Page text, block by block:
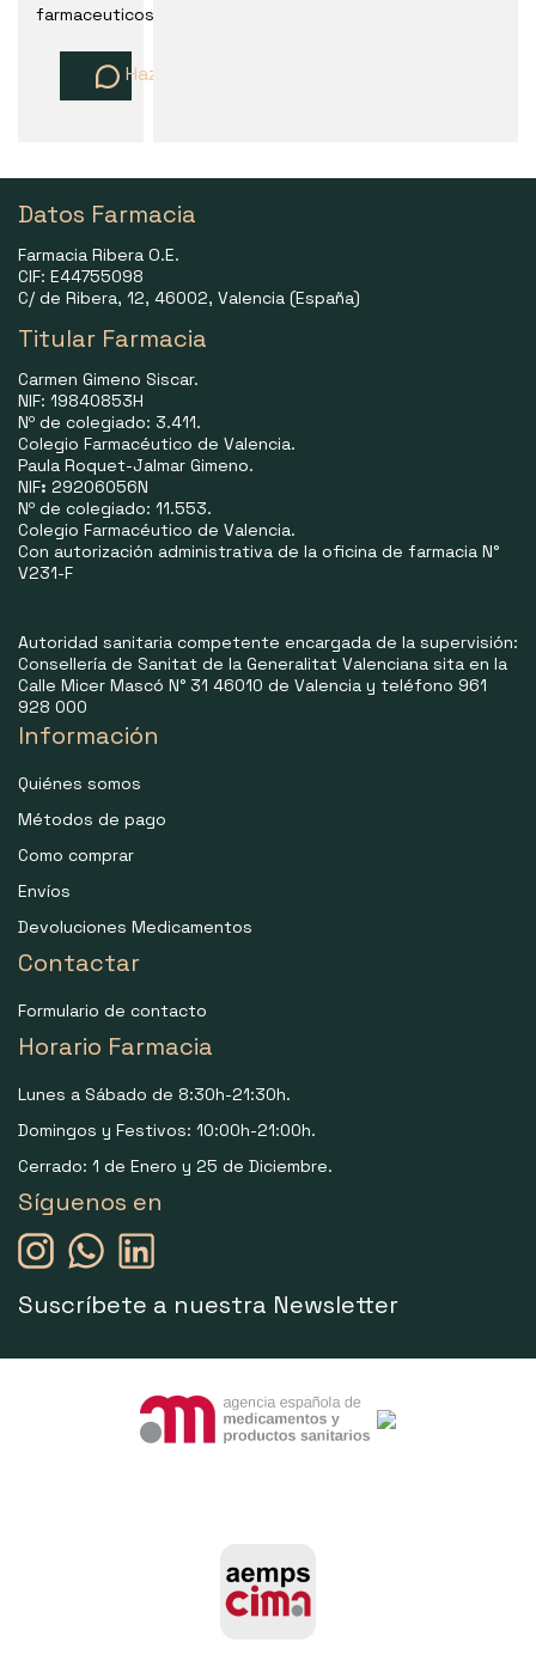
farmaceuticos
Haz una pregunta
Datos Farmacia
Farmacia Ribera O.E.
CIF: E44755098
C/ de Ribera, 12, 46002, Valencia (España)
Titular Farmacia
Carmen Gimeno Siscar.
NIF: 19840853H
Nº de colegiado: 3.411.
Colegio Farmacéutico de Valencia.
Paula Roquet-Jalmar Gimeno.
NIF: 29206056N
Nº de colegiado: 11.553.
Colegio Farmacéutico de Valencia.
Con autorización administrativa de la oficina de farmacia N°
V231-F
Autoridad sanitaria competente encargada de la supervisión:
Consellería de Sanitat de la Generalitat Valenciana sita en la
Calle Micer Mascó N° 31 46010 de Valencia y teléfono 961
928 000
Información
Quiénes somos
Métodos de pago
Como comprar
Envíos
Devoluciones Medicamentos
Contactar
Formulario de contacto
Horario Farmacia
Lunes a Sábado de 8:30h-21:30h.
Domingos y Festivos: 10:00h-21:00h.
Cerrado: 1 de Enero y 25 de Diciembre.
Síguenos en
Suscríbete a nuestra Newsletter